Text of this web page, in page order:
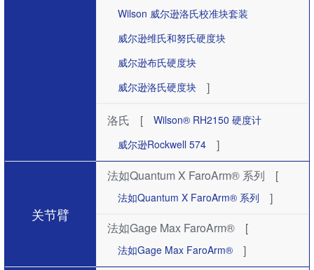
Wilson 威尔逊洛氏校准块套装
威尔逊维氏和努氏硬度块
威尔逊布氏硬度块
威尔逊洛氏硬度块
]
洛氏 [
Wilson® RH2150 硬度计
威尔逊Rockwell 574
]
关节臂
法如Quantum X FaroArm® 系列 [
法如Quantum X FaroArm® 系列
]
法如Gage Max FaroArm®
[
法如Gage Max FaroArm® ]